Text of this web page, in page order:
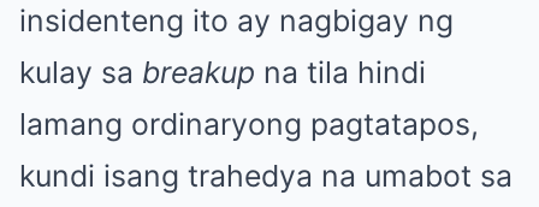
insidenteng ito ay nagbigay ng
kulay sa breakup na tila hindi
lamang ordinaryong pagtatapos,
kundi isang trahedya na umabot sa